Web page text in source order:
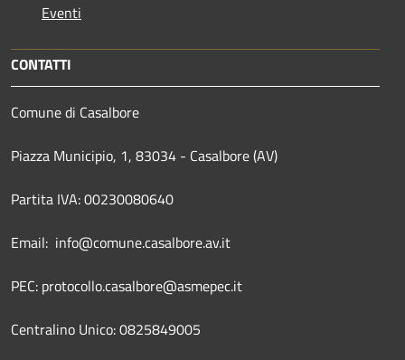
Eventi
CONTATTI
Comune di Casalbore
Piazza Municipio, 1, 83034 - Casalbore (AV)
Partita IVA: 00230080640
Email: info@comune.casalbore.av.it
PEC: protocollo.casalbore@asmepec.it
Centralino Unico: 0825849005